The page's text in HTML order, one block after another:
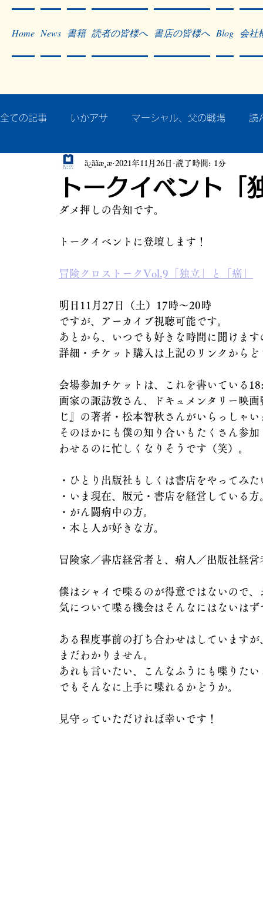
Home News 書籍 読者の皆様へ 書店の皆様へ Blog 会社
全ての記事 いかアサ マーシャル、父の戦場 読
秘蔵写真200枚でたどるアジア・太平洋戦争
作った本・作っている本 記事掲載・広告
トークイベント「
ã¿ããæ¸æ 2021年11月26日 読了時間: 1分
ダメ押しの告知です。
トークイベントに登壇します！
冒険クロストークVol.9「独立」と「癌」
明日11月27日（土）17時～20時
ですが、アーカイブ視聴可能です。
あとから、いつでも好きな時間に聞けま
詳細・チケット購入は上記のリンクからど
会場参加チケットは、これを書いている
画家の諏訪敦さん、ドキュメンタリー映
じ』の著者・松本智秋さんがいらっしゃい
そのほかにも僕の知り合いもたくさん参
わせるのに忙しくなりそうです（笑）。
・ひとり出版社もしくは書店をやってみた
・いま現在、版元・書店を経営している方
・がん闘病中の方。
・本と人が好きな方。
冒険家／書店経営者と、病人／出版社経
僕はシャイで喋るのが得意ではないので
気について喋る機会はそんなにはないはず
ある程度事前の打ち合わせはしています
まだわかりません。
あれも言いたい、こんなふうにも喋りた
でもそんなに上手に喋れるかどうか。
見守っていただければ幸いです！